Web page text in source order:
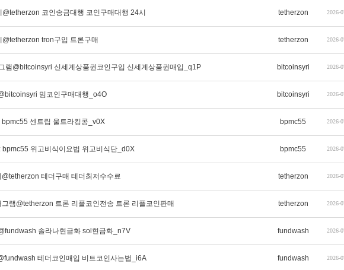
코인송금대행 코인구매대행 24시 tetherzon 2026-
tron구입 트론구매 tetherzon 2026-
램@bitcoinsyri 신세계상품권코인구입 신세계상품권매입_q1P bitcoinsyri 2026-
밈코인구매대행_o4O bitcoinsyri 2026-
bpmc55 센트립 울트라킹콩_v0X bpmc55 2026-
bpmc55 위고비식이요법 위고비식단_d0X bpmc55 2026-
@tetherzon 테더구매 테더최저수수료 tetherzon 2026-
램@tetherzon 트론 리플코인전송 트론 리플코인판매 tetherzon 2026-
솔라나현금화 sol현금화_n7V fundwash 2026-
테더코인매입 비트코인사는법_i6A fundwash 2026-